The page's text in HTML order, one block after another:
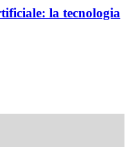
la tecnologia